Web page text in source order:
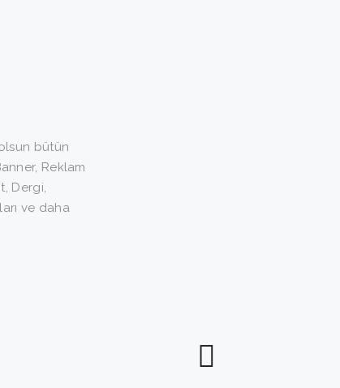
bütün
Reklam
Dergi,
ve daha